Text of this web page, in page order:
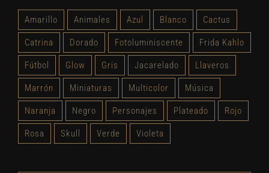
Amarillo Animales Azul Blanco Cactus
Catrina Dorado Fotoluminiscente Frida Kahlo
Fútbol Glow Gris Jacarelado Llaveros
Marrón Miniaturas Multicolor Música
Naranja Negro Personajes Plateado Rojo
Rosa Skull Verde Violeta